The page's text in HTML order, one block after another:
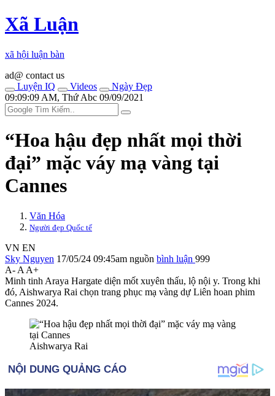
Xã Luận
xã hội luận bàn
ad@ contact us
Luyện IQ
Videos
Ngày Đẹp
09:09:09 AM, Thứ Abc 09/09/2021
“Hoa hậu đẹp nhất mọi thời
đại” mặc váy mạ vàng tại
Cannes
Văn Hóa
Người đẹp Quốc tế
VN EN
Sky Nguyen 17/05/24 09:45am nguồn bình luận 999
A- A A+
Minh tinh Araya Hargate diện mốt xuyên thấu, lộ nội y. Trong khi
đó, Aishwarya Rai chọn trang phục mạ vàng dự Liên hoan phim
Cannes 2024.
Aishwarya Rai